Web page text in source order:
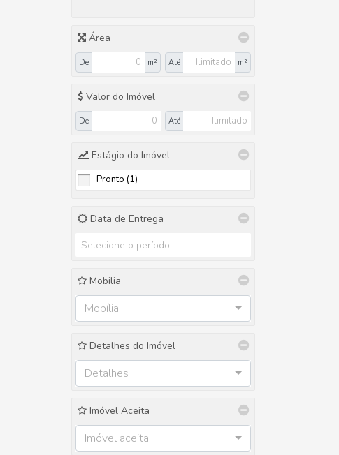
Área
De m² Até m²
Valor do Imóvel
De Até
Estágio do Imóvel
Pronto (1)
Data de Entrega
Mobilia
Mobília
Detalhes do Imóvel
Detalhes
Imóvel Aceita
Imóvel aceita